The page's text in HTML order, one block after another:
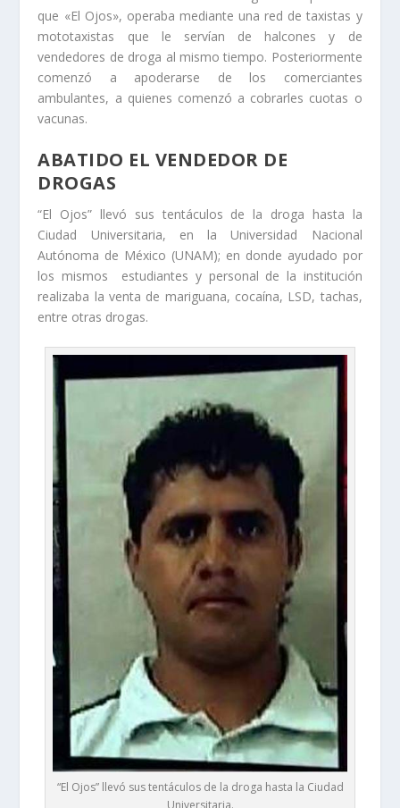
que «El Ojos», operaba mediante una red de taxistas y
mototaxistas que le servían de halcones y de
vendedores de droga al mismo tiempo. Posteriormente
comenzó a apoderarse de los comerciantes
ambulantes, a quienes comenzó a cobrarles cuotas o
vacunas.
ABATIDO EL VENDEDOR DE
DROGAS
“El Ojos” llevó sus tentáculos de la droga hasta la
Ciudad Universitaria, en la Universidad Nacional
Autónoma de México (UNAM); en donde ayudado por
los mismos estudiantes y personal de la institución
realizaba la venta de mariguana, cocaína, LSD, tachas,
entre otras drogas.
“El Ojos” llevó sus tentáculos de la droga hasta la Ciudad
Universitaria.